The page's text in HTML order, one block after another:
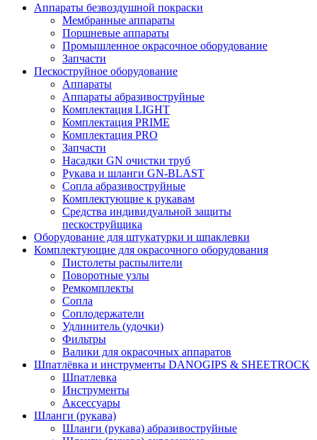
Аппараты безвоздушной покраски
Мембранные аппараты
Поршневые аппараты
Промышленное окрасочное оборудование
Запчасти
Пескоструйное оборудование
Аппараты
Аппараты абразивоструйные
Комплектация LIGHT
Комплектация PRIME
Комплектация PRO
Запчасти
Насадки GN очистки труб
Рукава и шланги GN-BLAST
Сопла абразивоструйные
Комплектующие к рукавам
Средства индивидуальной защиты
пескоструйщика
Оборудование для штукатурки и шпаклевки
Комплектующие для окрасочного оборудования
Пистолеты распылители
Поворотные узлы
Ремкомплекты
Сопла
Соплодержатели
Удлинитель (удочки)
Фильтры
Валики для окрасочных аппаратов
Шпатлёвка и инструменты DANOGIPS & SHEETROCK
Шпатлевка
Инструменты
Аксессуары
Шланги (рукава)
Шланги (рукава) абразивоструйные